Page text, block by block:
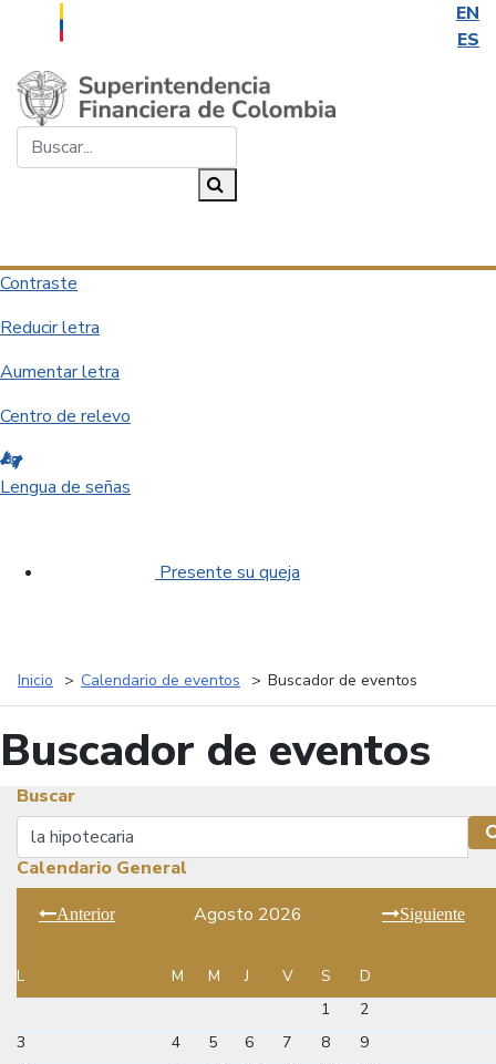
EN
ES
Saltar al contenido principal
Contraste
Reducir letra
Aumentar letra
Centro de relevo
Lengua de señas
Presente su queja
Inicio Calendario de eventos Buscador de eventos
Buscador de eventos
Buscar
Buscar
Calendario General
Anterior Agosto 2026 Siguiente
L M M J V S
D
1
2
3
4 5 6 7 8
9